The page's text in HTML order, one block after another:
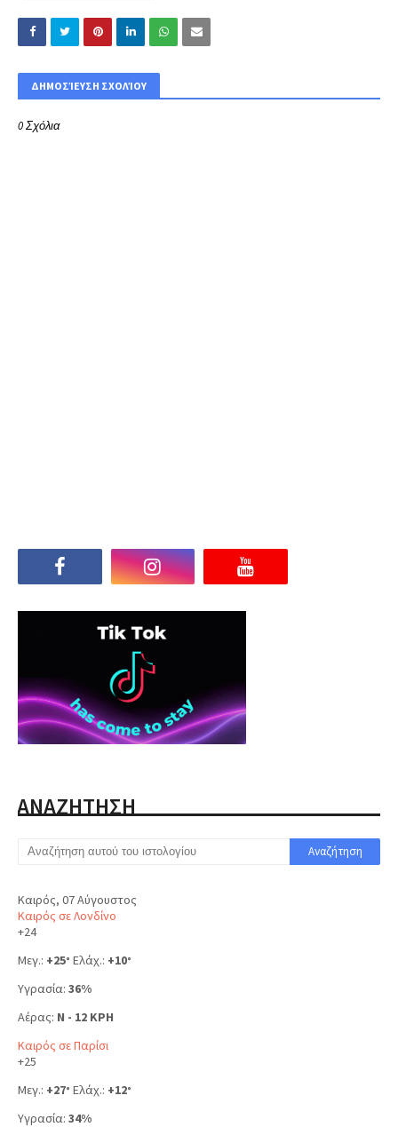
ΔΗΜΟΣΊΕΥΣΗ ΣΧΟΛΊΟΥ
0 Σχόλια
ΑΝΑΖΗΤΗΣΗ
Καιρός, 07 Αύγουστος
Καιρός σε Λονδίνο
+24
Μεγ.: +25° Ελάχ.: +10°
Υγρασία: 36%
Αέρας: N - 12 KPH
Καιρός σε Παρίσι
+25
Μεγ.: +27° Ελάχ.: +12°
Υγρασία: 34%